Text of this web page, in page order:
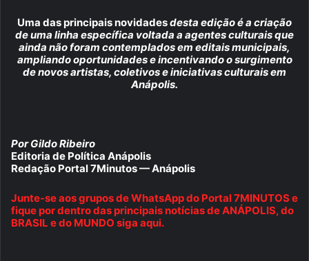
Uma das principais novidadesdesta edição é a criação
de uma linha específica voltada a agentes culturais que
ainda não foram contemplados em editais municipais,
ampliando oportunidades e incentivando o surgimento
de novos artistas, coletivos e iniciativas culturais em
Anápolis.
Por Gildo Ribeiro
Editoria de Política Anápolis
Redação Portal 7Minutos — Anápolis
Junte-se aos grupos de WhatsApp do Portal 7MINUTOS e
fique por dentro das principais notícias de ANÁPOLIS, do
BRASIL e do MUNDO siga aqui.